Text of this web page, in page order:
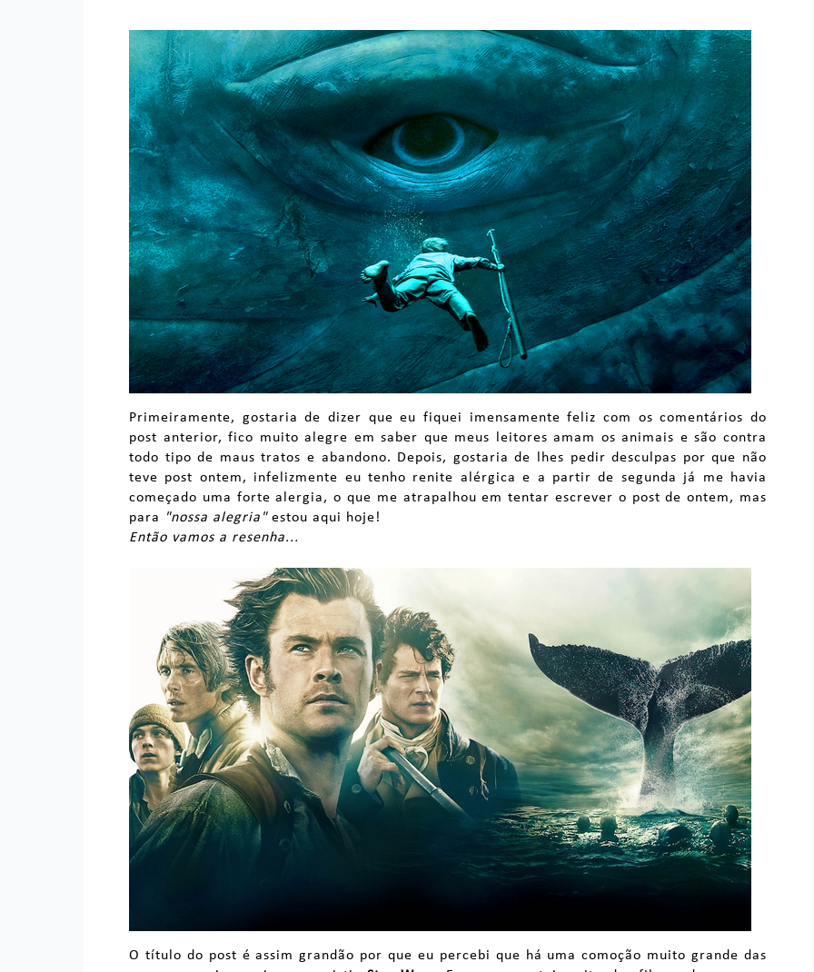
Primeiramente, gostaria de dizer que eu fiquei imensamente feliz com os comentários do
post anterior, fico muito alegre em saber que meus leitores amam os animais e são contra
todo tipo de maus tratos e abandono. Depois, gostaria de lhes pedir desculpas por que não
teve post ontem, infelizmente eu tenho renite alérgica e a partir de segunda já me havia
começado uma forte alergia, o que me atrapalhou em tentar escrever o post de ontem, mas
para
"nossa alegria"estou aqui hoje!
Então vamos a resenha...
O título do post é assim grandão por que eu percebi que há uma comoção muito grande das